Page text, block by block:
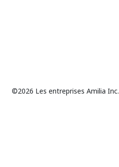
©2026 Les entreprises Amilia Inc.